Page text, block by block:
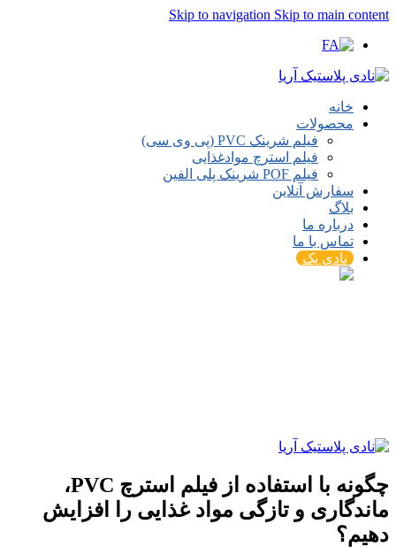
Skip to navigation Skip to main content
خانه
محصولات
فیلم شرینک PVC (پی وی سی)
فیلم استرچ موادغذایی
فیلم POF شرینک پلی الفین
سفارش آنلاین
بلاگ
درباره ما
تماس با ما
نادی پک
چگونه با استفاده از فیلم استرچ PVC،
ماندگاری و تازگی مواد غذایی را افزایش
دهیم؟